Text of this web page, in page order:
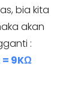
bia kita
akan
:
= 9KΩ